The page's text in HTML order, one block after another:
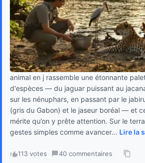
animal en j rassemble une étonnante
d'espèces — du jaguar puissant au
sur les nénuphars, en passant par le
(gris du Gabon) et le jaseur boréal — et
mérite qu’on y prête attention. Sur le
gestes simples comme avancer... Lire la
113 votes · 40 commentaires ·